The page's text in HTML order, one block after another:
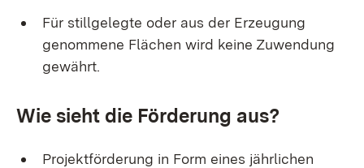
Für stillgelegte oder aus der Erzeugung
genommene Flächen wird keine Zuwendung
gewährt.
Wie sieht die Förderung aus?
Projektförderung in Form eines jährlichen